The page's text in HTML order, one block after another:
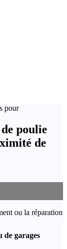
pour
poulie
de
ou la réparation
de garages